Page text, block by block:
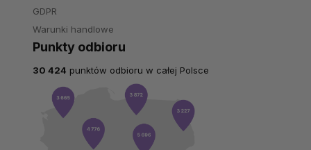
GDPR
Warunki handlowe
Punkty odbioru
30 424 punktów odbioru w całej Polsce